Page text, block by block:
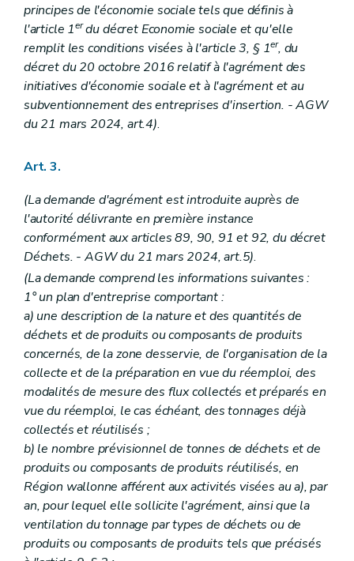
principes de l'économie sociale tels que définis à
l'article 1erdu décret Economie sociale et qu'elle
remplit les conditions visées à l'article 3, § 1er, du
décret du 20 octobre 2016 relatif à l'agrément des
initiatives d'économie sociale et à l'agrément et au
subventionnement des entreprises d'insertion. - AGW
du 21 mars 2024, art.4).
Art. 3.
(La demande d'agrément est introduite auprès de
l'autorité délivrante en première instance
conformément aux articles 89, 90, 91 et 92, du décret
Déchets. - AGW du 21 mars 2024, art.5).
(La demande comprend les informations suivantes :
1° un plan d'entreprise comportant :
a) une description de la nature et des quantités de
déchets et de produits ou composants de produits
concernés, de la zone desservie, de l'organisation de la
collecte et de la préparation en vue du réemploi, des
modalités de mesure des flux collectés et préparés en
vue du réemploi, le cas échéant, des tonnages déjà
collectés et réutilisés ;
b) le nombre prévisionnel de tonnes de déchets et de
produits ou composants de produits réutilisés, en
Région wallonne afférent aux activités visées au a), par
an, pour lequel elle sollicite l'agrément, ainsi que la
ventilation du tonnage par types de déchets ou de
produits ou composants de produits tels que précisés